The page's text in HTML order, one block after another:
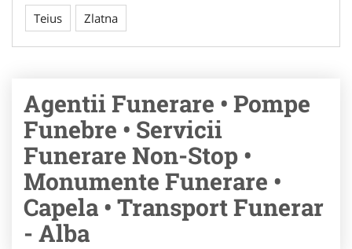
Teius Zlatna
Agentii Funerare • Pompe
Funebre • Servicii
Funerare Non-Stop •
Monumente Funerare •
Capela • Transport Funerar
- Alba